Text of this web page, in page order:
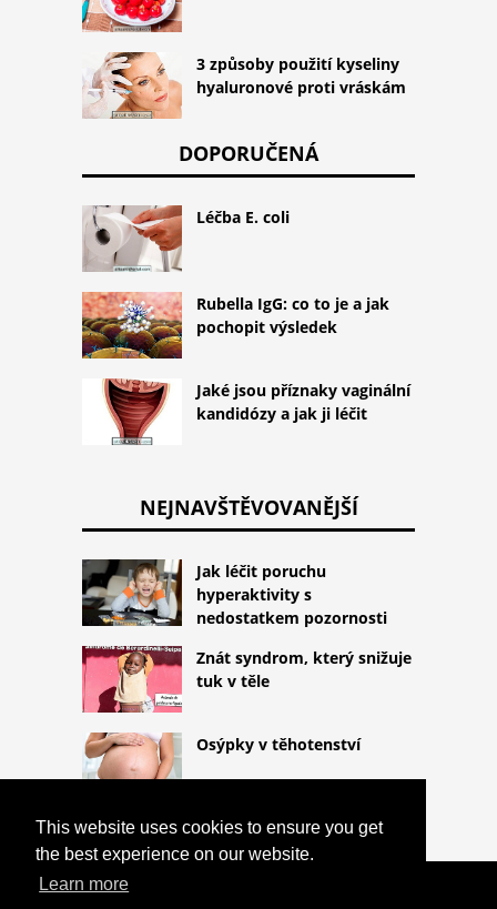
This website uses cookies to ensure you get
the best experience on our website.
Learn more
3 způsoby použití kyseliny
hyaluronové proti vráskám
DOPORUČENÁ
Léčba E. coli
Rubella IgG: co to je a jak
pochopit výsledek
Jaké jsou příznaky vaginální
kandidózy a jak ji léčit
NEJNAVŠTĚVOVANĚJŠÍ
Jak léčit poruchu
hyperaktivity s
nedostatkem pozornosti
Znát syndrom, který snižuje
tuk v těle
Osýpky v těhotenství